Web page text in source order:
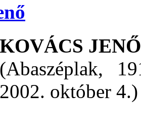
KOVÁCS JENŐ
(Abaszéplak,
2002. október 4.)